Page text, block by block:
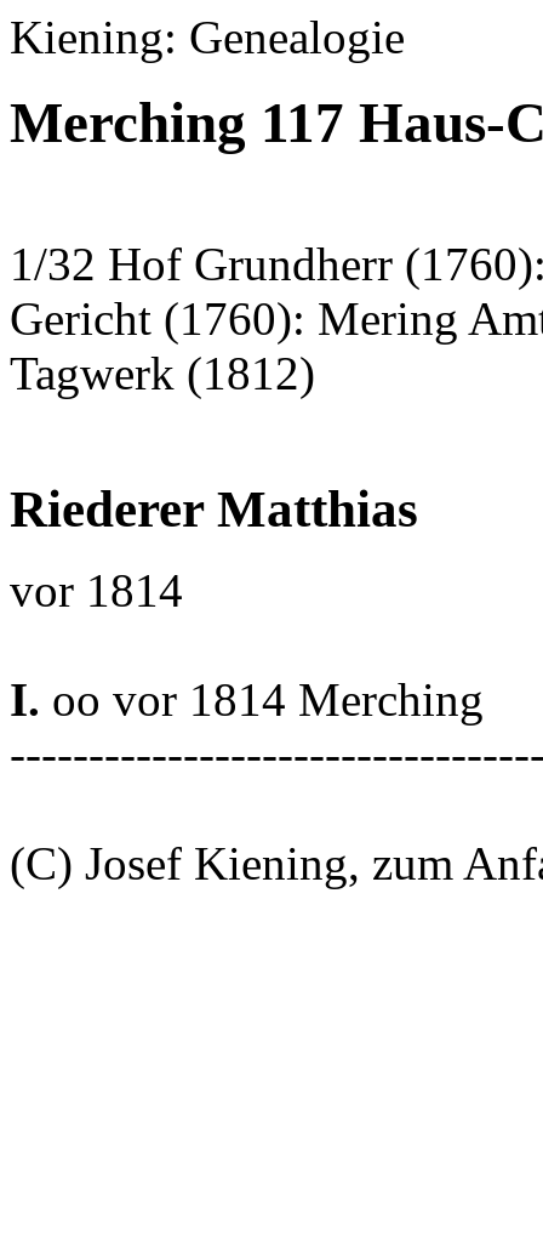
Kiening: Genealogie
Merching 117
1/32 Hof Grundherr
Gericht (1760): Mering
Tagwerk (1812)
Riederer Matthias
vor 1814
I. oo vor 1814 Merching
(C) Josef Kiening, zum